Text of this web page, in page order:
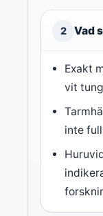
2 Vad
Exakt
vit
inte